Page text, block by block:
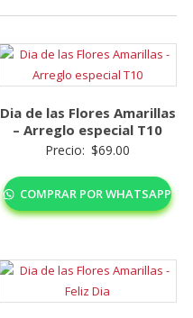
Dia de las Flores Amarillas
– Arreglo especial T10
Precio: $69.00
COMPRAR POR WHATSAPP